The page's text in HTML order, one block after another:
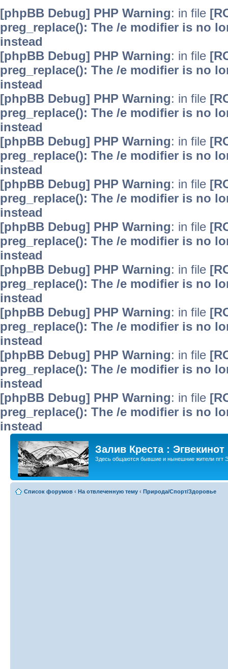
[phpBB Debug] PHP Warning: in file
preg_replace(): The /e modifier is no
instead
[phpBB Debug] PHP Warning: in file
preg_replace(): The /e modifier is no
instead
[phpBB Debug] PHP Warning: in file
preg_replace(): The /e modifier is no
instead
[phpBB Debug] PHP Warning: in file
preg_replace(): The /e modifier is no
instead
[phpBB Debug] PHP Warning: in file
preg_replace(): The /e modifier is no
instead
[phpBB Debug] PHP Warning: in file
preg_replace(): The /e modifier is no
instead
[phpBB Debug] PHP Warning: in file
preg_replace(): The /e modifier is no
instead
[phpBB Debug] PHP Warning: in file
preg_replace(): The /e modifier is no
instead
[phpBB Debug] PHP Warning: in file
preg_replace(): The /e modifier is no
instead
[phpBB Debug] PHP Warning: in file
preg_replace(): The /e modifier is no
instead
Залив Креста : Эгвекинот
Здесь общаются бывшие и нынешние жители пгт
Список форумов ‹ На отвлеченную тему ‹ Природа/Спорт/Здоровье